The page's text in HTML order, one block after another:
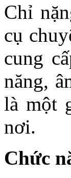
Chỉ
cụ
cung
năng,
là một
nơi.
Chức